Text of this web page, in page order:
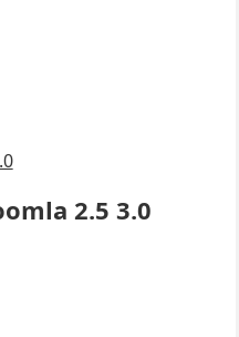
2.5 3.0